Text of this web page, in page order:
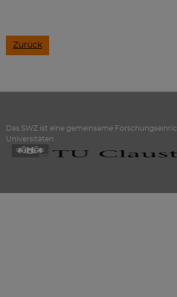
Zurück
Das SWZ ist eine gemeinsame
Universitäten